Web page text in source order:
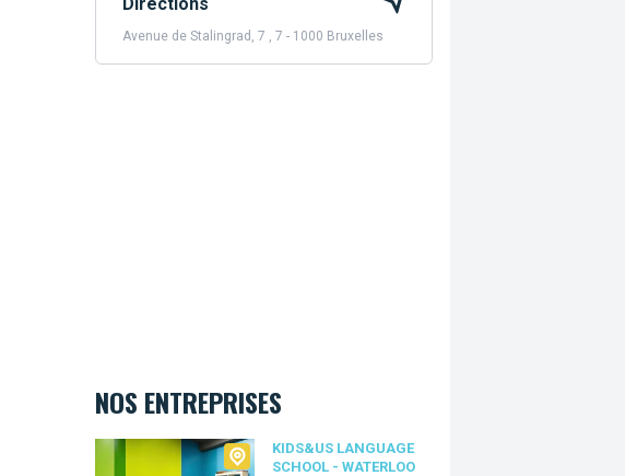
Avenue de Stalingrad, 7 , 7 - 1000 Bruxelles
NOS ENTREPRISES
KIDS&US LANGUAGE
SCHOOL - WATERLOO
Kids&Us language school - Waterloo